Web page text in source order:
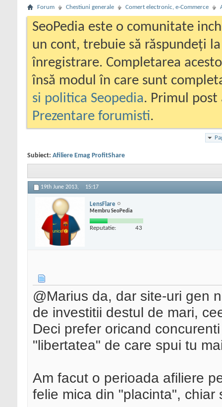
Forum Chestiuni generale Comert electronic, e-Commerce
SeoPedia este o comunitate
un cont, trebuie să răspundeți
înregistrare. Completarea
însă modul în care sunt
si politica Seopedia. Primul
Prezentare forumisti.
Subiect: Afiliere Emag ProfitShare
19th June 2013, 15:17
LensFlare
Membru SeoPedia
Reputatie: 43
@Marius da, dar site-uri gen
de investitii destul de mari,
Deci prefer oricand
"libertatea" de care spui tu
Am facut o perioada afiliere
felie mica din "placinta", chiar